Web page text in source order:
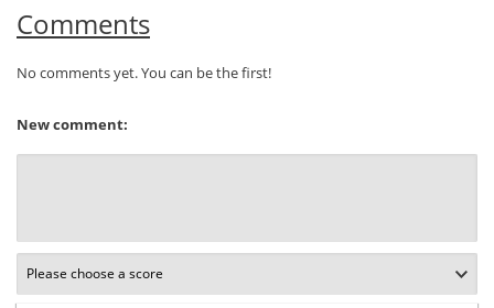
Comments
No comments yet. You can be the first!
New comment: